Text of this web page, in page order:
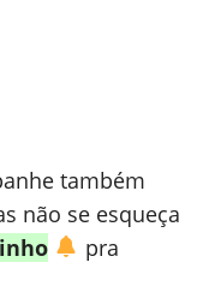
também
não se esqueça
pra